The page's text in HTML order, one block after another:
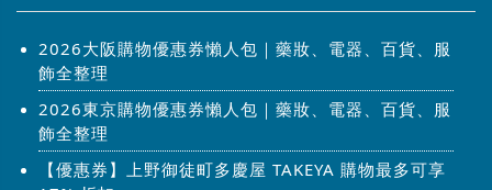
2026大阪購物優惠券懶人包｜藥妝、電器、百貨、服
飾全整理
2026東京購物優惠券懶人包｜藥妝、電器、百貨、服
飾全整理
【優惠券】上野御徒町多慶屋 TAKEYA 購物最多可享